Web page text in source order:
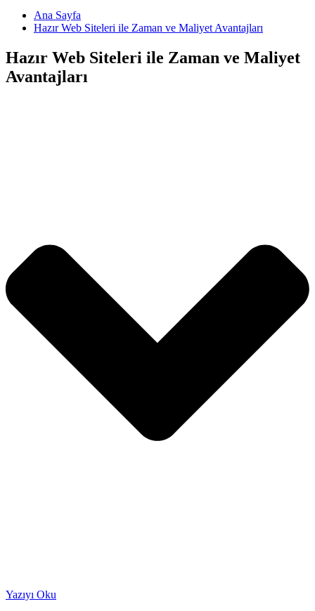
Ana Sayfa
Hazır Web Siteleri ile Zaman ve Maliyet Avantajları
Hazır Web Siteleri ile Zaman ve Maliyet
Avantajları
Yazıyı Oku